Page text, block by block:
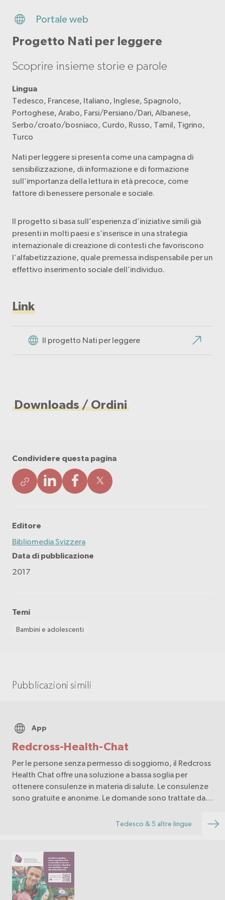
Portale web
Progetto Nati per leggere
Scoprire insieme storie e parole
Lingua
Tedesco, Francese, Italiano, Inglese, Spagnolo,
Portoghese, Arabo, Farsi/Persiano/Dari, Albanese,
Serbo/croato/bosniaco, Curdo, Russo, Tamil, Tigrino,
Turco
Nati per leggere si presenta come una campagna di
sensibilizzazione, di informazione e di formazione
sull’importanza della lettura in età precoce, come
fattore di benessere personale e sociale.
Il progetto si basa sull’esperienza d’iniziative simili già
presenti in molti paesi e s’inserisce in una strategia
internazionale di creazione di contesti che favoriscono
l’alfabetizzazione, quale premessa indispensabile per un
effettivo inserimento sociale dell’individuo.
Link
Il progetto Nati per leggere
Downloads / Ordini
Condividere questa pagina
Editore
Bibliomedia Svizzera
Data di pubblicazione
2017
Temi
Bambini e adolescenti
Pubblicazioni simili
Redcross-Health-Chat
App
Per le persone senza permesso di soggiorno, il Redcross
Health Chat offre una soluzione a bassa soglia per
ottenere consulenze in materia di salute. Le consulenze
sono gratuite e anonime. Le domande sono trattate da
Tedesco & 5 altre lingue